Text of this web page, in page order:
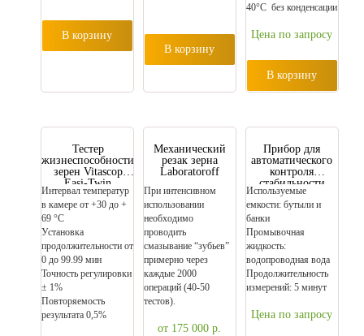
В корзину
В корзину
40°C без конденсации
Цена по запросу
В корзину
Тестер
жизнеспособности
зерен Vitascop
Easi-Twin
Интервал температур
в камере от +30 до +
69 °C
Установка
продолжительности от
0 до 99.99 мин
Точность регулировки
± 1%
Повторяемость
результата 0,5%
Механический
резак зерна
Laboratoroff
При интенсивном
использовании
необходимо
проводить
смазывание “зубьев”
примерно через
каждые 2000
операций (40-50
тестов).
от 175 000р.
Прибор для
автоматического
контроля
стабильности
пены Foam
Stability Tester
Используемые
емкости: бутыли и
банки
Промывочная
жидкость:
водопроводная вода
Продолжительность
измерений: 5 минут
Цена по запросу